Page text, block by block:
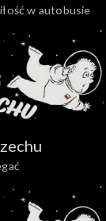
w autobusie